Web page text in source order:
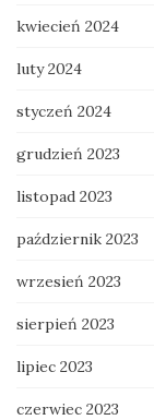
kwiecień 2024
luty 2024
styczeń 2024
grudzień 2023
listopad 2023
październik 2023
wrzesień 2023
sierpień 2023
lipiec 2023
czerwiec 2023